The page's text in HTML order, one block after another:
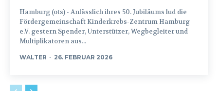
Hamburg (ots) - Anlässlich ihres 50. Jubiläums lud die
Fördergemeinschaft Kinderkrebs-Zentrum Hamburg
e.V. gestern Spender, Unterstützer, Wegbegleiter und
Multiplikatoren aus...
WALTER - 26. FEBRUAR 2026